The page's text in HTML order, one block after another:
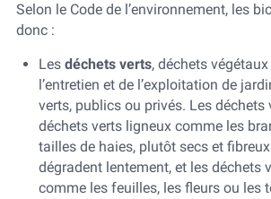
Selon le Code de l’environnement, les
donc :
Les déchets verts, déchets
l’entretien et de l’exploitation de
verts, publics ou privés. Les déchets
déchets verts ligneux comme les
tailles de haies, plutôt secs et
dégradent lentement, et les déchets
comme les feuilles, les fleurs ou les